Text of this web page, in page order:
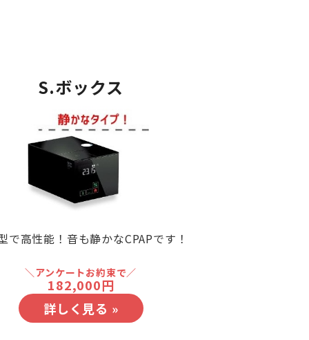
S.ボックス
で高性能！音も静かなCPAPです！
＼アンケートお約束で／
182,000円
詳しく見る »